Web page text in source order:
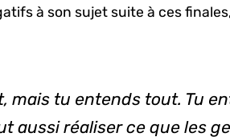
à son sujet suite à ces finales,
mais tu entends tout. Tu
aussi réaliser ce que les